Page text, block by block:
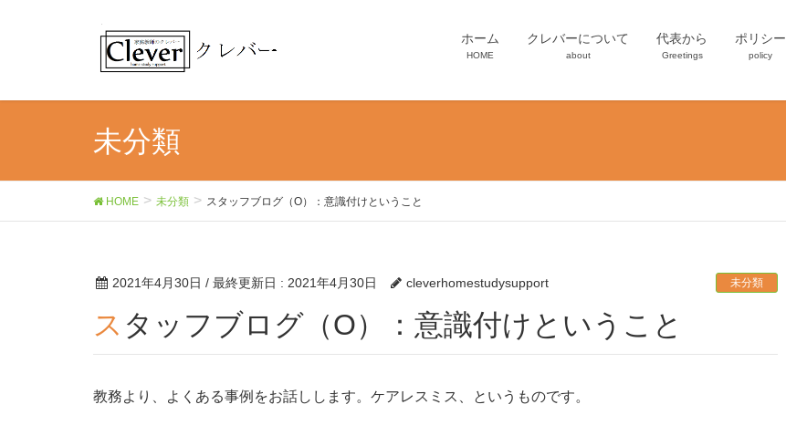
ホーム
HOME
クレバーについて
about
代表から
Greetings
ポリシー
policy
未分類
HOME 未分類 スタッフブログ（O）：意識付けということ
2021年4月30日 / 最終更新日 : 2021年4月30日 cleverhomestudysupport 未分類
スタッフブログ（O）：意識付けということ
教務より、よくある事例をお話しします。ケアレスミス、というものです。